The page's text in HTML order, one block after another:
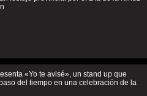
«Yo te avisé», un stand up que
del tiempo en una celebración de la